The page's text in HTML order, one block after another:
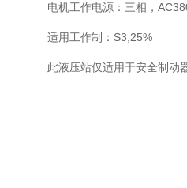
电机工作电源：三相，
适用工作制：S3,25%
此液压站仅适用于安全制动